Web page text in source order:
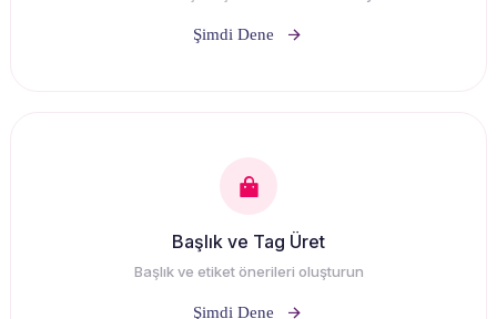
Şimdi Dene
Başlık ve Tag Üret
Başlık ve etiket önerileri oluşturun
Şimdi Dene